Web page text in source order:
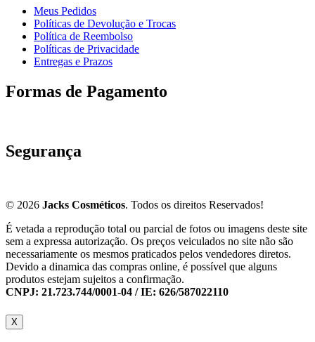
Meus Pedidos
Políticas de Devolução e Trocas
Política de Reembolso
Políticas de Privacidade
Entregas e Prazos
Formas de Pagamento
Segurança
© 2026 Jacks Cosméticos. Todos os direitos Reservados!
É vetada a reprodução total ou parcial de fotos ou imagens deste site
sem a expressa autorização. Os preços veiculados no site não são
necessariamente os mesmos praticados pelos vendedores diretos.
Devido a dinamica das compras online, é possível que alguns
produtos estejam sujeitos a confirmação.
CNPJ: 21.723.744/0001-04 / IE: 626/587022110
X